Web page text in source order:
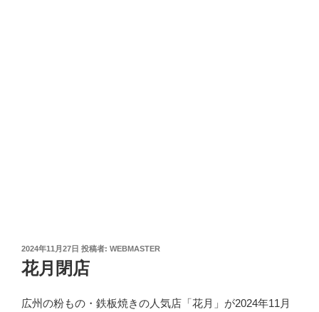
投
稿
日:
2024年11月27日 投稿者: WEBMASTER
花月閉店
広州の粉もの・鉄板焼きの人気店「花月」が2024年11月